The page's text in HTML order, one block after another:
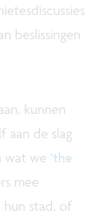
beslissingen
kunnen
aan de slag
we ‘the
mee
hun stad, of